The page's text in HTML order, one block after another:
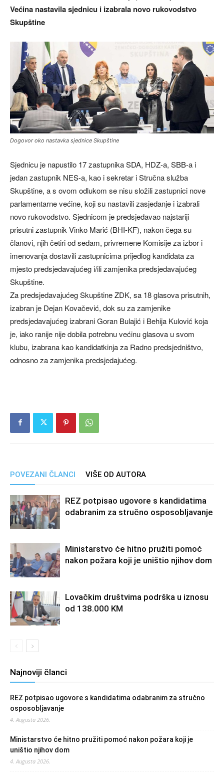
Većina nastavila sjednicu i izabrala novo rukovodstvo
Skupštine
Dogovor oko nastavka sjednice Skupštine
Sjednicu je napustilo 17 zastupnika SDA, HDZ-a, SBB-a i
jedan zastupnik NES-a, kao i sekretar i Stručna služba
Skupštine, a s ovom odlukom se nisu složili zastupnici nove
parlamentarne većine, koji su nastavili zasjedanje i izabrali
novo rukovodstvo. Sjednicom je predsjedavao najstariji
prisutni zastupnik Vinko Marić (BHI-KF), nakon čega su
članovi, njih četiri od sedam, privremene Komisije za izbor i
imenovanja dostavili zastupnicima prijedlog kandidata za
mjesto predsjedavajućeg i/ili zamjenika predsjedavajućeg
Skupštine.
Za predsjedavajućeg Skupštine ZDK, sa 18 glasova prisutnih,
izabran je Dejan Kovačević, dok su za zamjenike
predsjedavajućeg izabrani Goran Bulajić i Behija Kulović koja
je, iako ranije nije dobila potrebnu većinu glasova u svom
klubu, izabrana kao kandidatkinja za Radno predsjedništvo,
odnosno za zamjenika predsjedajućeg.
POVEZANI ČLANCI VIŠE OD AUTORA
REZ potpisao ugovore s kandidatima
odabranim za stručno osposobljavanje
Ministarstvo će hitno pružiti pomoć
nakon požara koji je uništio njihov dom
Lovačkim društvima podrška u iznosu
od 138.000 KM
Najnoviji članci
REZ potpisao ugovore s kandidatima odabranim za stručno
osposobljavanje
4. Augusta 2026.
Ministarstvo će hitno pružiti pomoć nakon požara koji je
uništio njihov dom
4. Augusta 2026.